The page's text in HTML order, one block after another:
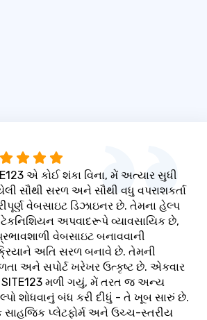
એ કોઈ શંકા વિના, મેં અત્યાર સુધી
સૌથી સરળ અને સૌથી વધુ વપરાશકર્તા
વેબસાઇટ ડિઝાઇનર છે. તેમના હેલ્પ
અપવાદરૂપે વ્યાવસાયિક છે,
વેબસાઇટ બનાવવાની
અતિ સરળ બનાવે છે. તેમની
અને સપોર્ટ ખરેખર ઉત્કૃષ્ટ છે. એકવાર
મળી ગયું, મેં તરત જ અન્ય
શોધવાનું બંધ કરી દીધું - તે ખૂબ સારું છે.
પ્લેટફોર્મ અને ઉચ્ચ-સ્તરીય